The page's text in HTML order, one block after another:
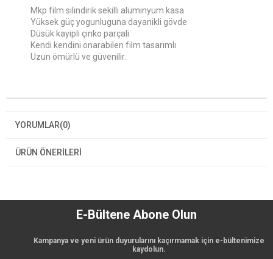
Mkp film silindirik sekilli alüminyum kasa
Yüksek güç yogunluguna dayanikli gövde
Düsük kayipli çinko parçali
Kendi kendini onarabilen film tasarımlı
Uzun ömürlü ve güvenilir.
YORUMLAR(0)
ÜRÜN ÖNERILERI
E-Bültene Abone Olun
Kampanya ve yeni ürün duyurularını kaçırmamak için e-bültenimize
kaydolun.